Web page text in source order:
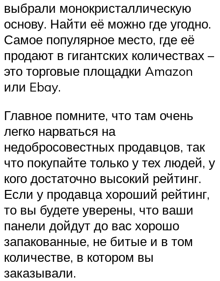
выбрали монокристаллическую
основу. Найти её можно где угодно.
Самое популярное место, где её
продают в гигантских количествах –
это торговые площадки Amazon
или Ebay.
Главное помните, что там очень
легко нарваться на
недобросовестных продавцов, так
что покупайте только у тех людей, у
кого достаточно высокий рейтинг.
Если у продавца хороший рейтинг,
то вы будете уверены, что ваши
панели дойдут до вас хорошо
запакованные, не битые и в том
количестве, в котором вы
заказывали.